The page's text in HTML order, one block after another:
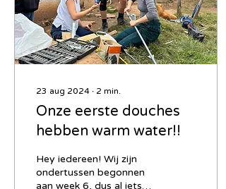
23 aug 2024 ∙ 2 min.
Onze eerste douches
hebben warm water!!
Hey iedereen! Wij zijn
ondertussen begonnen
aan week 6, dus al iets